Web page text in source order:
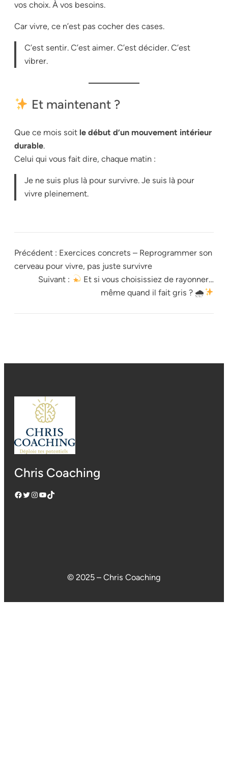
vos choix. À vos besoins.
Car vivre, ce n’est pas cocher des cases.
C’est sentir. C’est aimer. C’est décider. C’est
vibrer.
Et maintenant ?
Que ce mois soit le début d’un mouvement intérieur
durable.
Celui qui vous fait dire, chaque matin :
Je ne suis plus là pour survivre. Je suis là pour
vivre pleinement.
Précédent : Exercices concrets – Reprogrammer son
cerveau pour vivre, pas juste survivre
Suivant :
Et si vous choisissiez de rayonner…
même quand il fait gris ? 🌧
Chris Coaching
Facebook Twitter InstagramYouTube TikTok
© 2025 – Chris Coaching